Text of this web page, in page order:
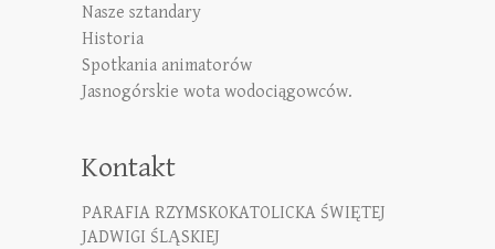
Nasze sztandary
Historia
Spotkania animatorów
Jasnogórskie wota wodociągowców.
Kontakt
PARAFIA RZYMSKOKATOLICKA ŚWIĘTEJ
JADWIGI ŚLĄSKIEJ